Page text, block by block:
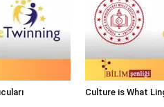
Culture is What